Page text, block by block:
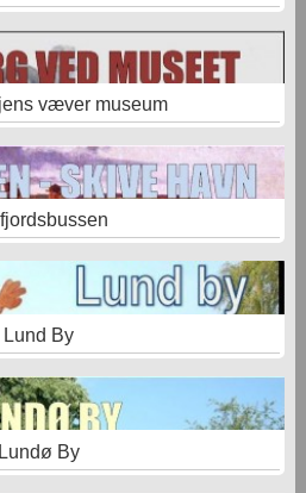
væver museum
Lund By
Lundø By